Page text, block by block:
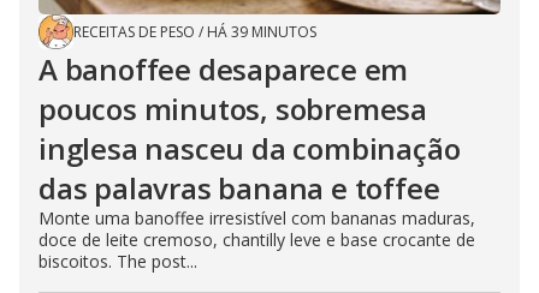
RECEITAS DE PESO / HÁ 39 MINUTOS
A banoffee desaparece em
poucos minutos, sobremesa
inglesa nasceu da combinação
das palavras banana e toffee
Monte uma banoffee irresistível com bananas maduras,
doce de leite cremoso, chantilly leve e base crocante de
biscoitos. The post...